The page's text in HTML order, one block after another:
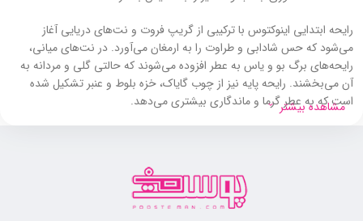
رایحه ابتدایی اینوکتوس با ترکیبی از گریپ فروت و نت‌های دریایی آغاز
می‌شود که حس شادابی و طراوت را به ارمغان می‌آورد. در نت‌های میانی،
رایحه‌های برگ بو و یاس به عطر افزوده می‌شوند که حالتی گلی و مردانه به
آن می‌بخشند. رایحه پایه نیز از چوب گایاک، خزه بلوط و عنبر تشکیل شده
است که به عطر گرما و ماندگاری بیشتری می‌دهد.
جام قهرمانی است، حس پیروزی و قدرت را به‌خوبی منعکس می‌کند و مناسب
مردانی است که می‌خواهند حضوری ماندگار و قوی داشته باشند.
مشاهده بیشتر